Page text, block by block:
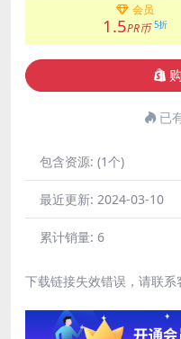
会员
1.5PR币 5折
已
包含资源: (1个)
最近更新: 2024-03-10
累计销量: 6
下载链接失效错误，请联